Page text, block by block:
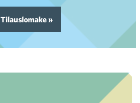
Tilauslomake »